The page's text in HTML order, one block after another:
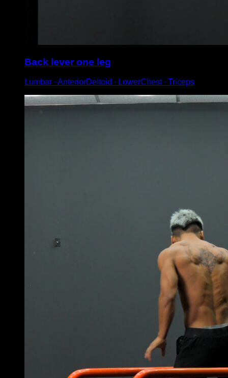
Back lever one leg
Lumbar ∙ AnteriorDeltoid ∙ LowerChest ∙ Triceps